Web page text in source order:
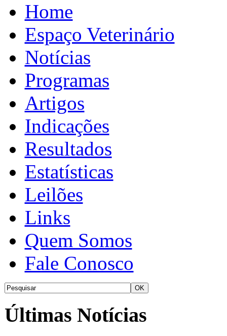
Home
Espaço Veterinário
Notícias
Programas
Artigos
Indicações
Resultados
Estatísticas
Leilões
Links
Quem Somos
Fale Conosco
Últimas Notícias